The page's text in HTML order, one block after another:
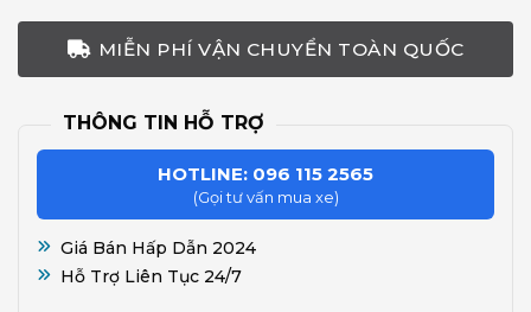
MIỄN PHÍ VẬN CHUYỂN TOÀN QUỐC
THÔNG TIN HỖ TRỢ
HOTLINE: 096 115 2565
(Gọi tư vấn mua xe)
Giá Bán Hấp Dẫn 2024
Hỗ Trợ Liên Tục 24/7